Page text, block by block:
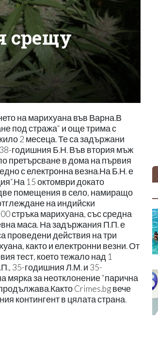
срещу
на марихуана във Варна.В
под стража“ и още трима с
2 месеца. Те са задържани
годишния Б.Н. Във втория мъж
претърсване в дома на първия
с електронна везна.На Б.Н. е
15 октомври докато
помещения в село, намиращо
на индийски
стръка марихуана, със средна
маса. На задържания П.П. е
проведени действия на три
както и електронни везни. От
тест, което тежало над 1
35-годишния Л.М. и 35-
мярка за неотклонение “парична
Crimes.bg вече
контингент в цялата страна.